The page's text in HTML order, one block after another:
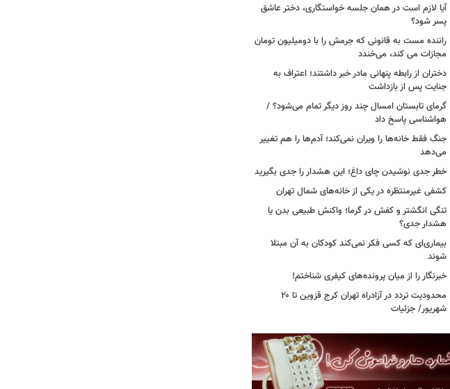
آیا لازم است در همان جلسه خواستگاری، دختر عاشق
پسر شود؟
راننده مست به قانونی که جرمش را با دومیلیون تومان
مجازات می کند، می‌خندد
دختران از رابطه پنهانی مادر خبر داشتند؛ اعتراف به
جنایت پس از بازداشت
گرمای تابستان امسال چند روز دیگر تمام می‌شود؟ /
هواشناسی پاسخ داد
جنگ فقط خانه‌ها را ویران نمی‌کند؛ آدم‌ها را هم تغییر
می‌دهد
خطر جدی نوشیدن چای داغ؛ این هشدار را جدی بگیرید
کشفی غیرمنتظره در یکی از خانه‌های شمال تهران
تنگی انگشتر و کفش در گرما؛ واکنش طبیعی بدن یا
هشدار جدی؟
بیماری‌ای که کسی فکر نمی‌کند کودکان به آن مبتلا
شوند
خبرنگار را از میان پرونده‌های کیفری شناختم!
محدودیت تردد در آزادراه تهران کرج قزوین تا ۲۰
شهریور/ جزئیات